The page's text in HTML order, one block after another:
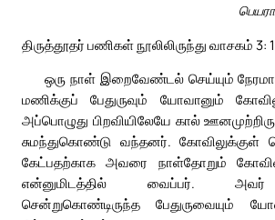
திருத்தூதர் பணிகள் நூலிலிருந்து வாசகம் 3:
ஒரு நாள் இறைவேண்டல் செய்யும்
மணிக்குப் பேதுருவும் யோவானும்
அப்பொழுது பிறவியிலேயே கால்
சுமந்துகொண்டு வந்தனர். கோவிலுக்குள்
கேட்பதற்காக அவரை நாள்தோறும்
என்னுமிடத்தில் வைப்பர். அவர்
சென்றுகொண்டிருந்த பேதுருவையும்